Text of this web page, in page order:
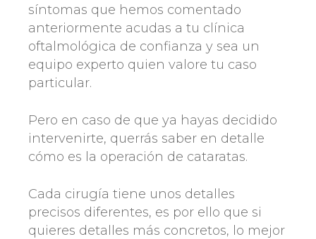
síntomas que hemos comentado
anteriormente acudas a tu clínica
oftalmológica de confianza y sea un
equipo experto quien valore tu caso
particular.
Pero en caso de que ya hayas decidido
intervenirte, querrás saber en detalle
cómo es la operación de cataratas.
Cada cirugía tiene unos detalles
precisos diferentes, es por ello que si
quieres detalles más concretos, lo mejor